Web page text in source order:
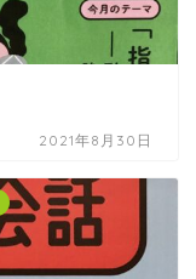
2021年8月30日